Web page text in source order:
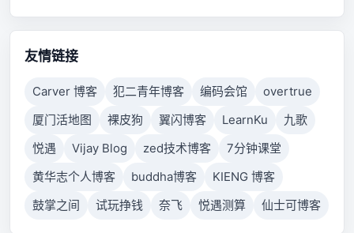
connection failed because connected host has failed
to respond.
友情链接
Carver 博客 犯二青年博客 编码会馆
overtrue
厦门活地图
裸皮狗 翼闪博客 LearnKu
九歌
悦遇
Vijay Blog zed技术博客
7分钟课堂
黄华志个人博客
buddha博客
KIENG 博客
鼓掌之间
试玩挣钱 奈飞 悦遇测算 仙士可博客